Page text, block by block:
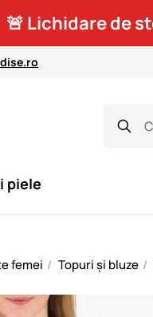
🚨 Lichidare de
piele
femei Topuri și bluze